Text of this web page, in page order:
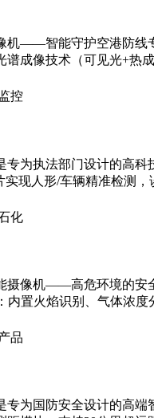
机——智能守护空港防线
谱成像技术（可见光+热
控
专为执法部门设计的高
实现人形/车辆精准检测
化
摄像机——高危环境的安
内置火焰识别、气体浓度
品
专为国防安全设计的高